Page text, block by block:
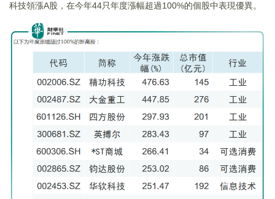
科技領漲A股，在今年44只年度漲幅超過100%的個股中表現優異。